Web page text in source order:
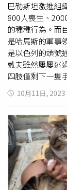
金德，過去曾任
擔任過宜蘭官派
越大，簡直是 九
為兼任兩家營利
通過。 王鴻薇
準備起飛？陳金
府領導班子根本
是信賴清德者，
巴勒斯坦激進組
800人喪生、
的種種行為。而
是哈馬斯的軍事
是以色列的頭號
戴夫雖然屢屢逃
四肢僅剩下一隻
在加薩走廊南部
加入哈馬斯，之
的速度晉升，
此成為以色列的
動5次暗殺行動
2006年、2014
他僥倖逃脫，不
命，戴夫多次身
一隻手臂都在暗
10月11日, 2023